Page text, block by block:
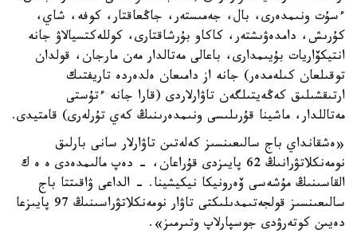
ءسۇت ونىمدەرى، بال، جەمىستەر، جاڭعاقتار، كوفە، شاي،
كۇرىش، دامدەۋىشتەر، كاكاو بۇرشاقتارى، كوللەكتسيالاۋ جانە
انتيكۆاريات بۇيىمدارى، باعالى مەتالدار مەن مارجان، قولدان
توقىلعان كىلەمدەر) جانە از دامىعان ەلدەردە تاريفتىك
ارتىقشىلىق كەڭەيتىلگەن تاۋارلاردى (قارا جانە ءتۇستى
مەتاللدار، ماشينا قۇرىلىسى ونىمدەرىنىڭ كەي تۇرلەرى) قامتيدى.
«ەشقانداي باج سالىعىنسىز كەلەتىن تاۋارلار سانى بارلىق
نومەنكلاتۋرانىڭ 62 پايىزدى قۇراعان، - دەپ مالىمدەدى ە ە ك
القاسىنىڭ مۇشەسى ۆەرونيكا نيكيشينا. - الداعى ۋاقىتتا باج
سالىعىنسىز قولجەتىمدىلىكتى تاۋار نومەنكلاتۋراسىنىڭ 97 پايىزعا
دەيىن كوتەرۋدى جوسپارلاپ وتىرمىز».